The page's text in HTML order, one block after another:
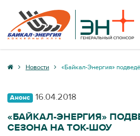
Клуб
Медиа
Новости «Байкал-Энергия»
Анонс 16.04.2018
«БАЙКАЛ-ЭНЕРГИЯ»
СЕЗОНА НА ТОК-ШОУ